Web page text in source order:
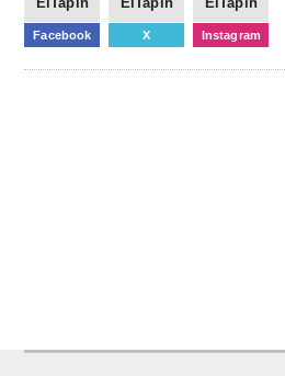
Facebook X Instagram